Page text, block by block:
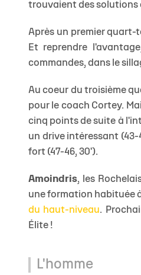
trouvaient des solutions
Après un premier quart-
Et reprendre
commandes, dans le
Au coeur du troisième
pour le coach Cortey.
cinq points de suite à
un drive intéressant
fort (47-46, 30').
Amoindris, les
une formation habituée
du haut-niveau.
Élite !
L'homme